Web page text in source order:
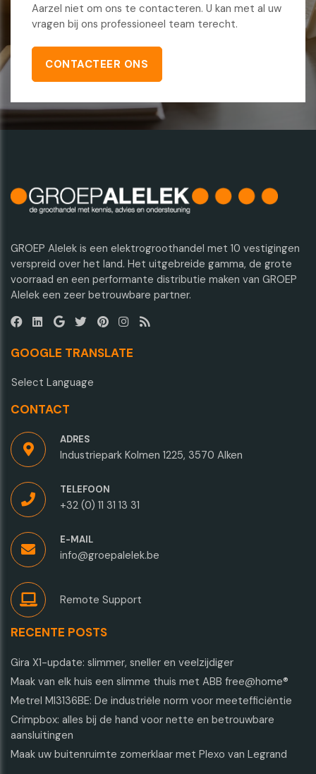
Aarzel niet om ons te contacteren. U kan met al uw
vragen bij ons professioneel team terecht.
CONTACTEER ONS
GROEP Alelek is een elektrogroothandel met 10 vestigingen
verspreid over het land. Het uitgebreide gamma, de grote
voorraad en een performante distributie maken van GROEP
Alelek een zeer betrouwbare partner.
GOOGLE TRANSLATE
Select Language
CONTACT
ADRES
Industriepark Kolmen 1225, 3570 Alken
TELEFOON
+32 (0) 11 31 13 31
E-MAIL
info@groepalelek.be
Remote Support
RECENTE POSTS
Gira X1-update: slimmer, sneller en veelzijdiger
Maak van elk huis een slimme thuis met ABB free@home®
Metrel MI3136BE: De industriële norm voor meetefficiëntie
Crimpbox: alles bij de hand voor nette en betrouwbare
aansluitingen
Maak uw buitenruimte zomerklaar met Plexo van Legrand